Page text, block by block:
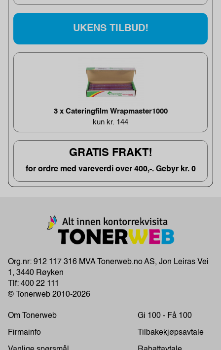
UKENS TILBUD!
3 x Cateringfilm Wrapmaster1000
kun kr. 144
GRATIS FRAKT!
for ordre med vareverdi over 400,-. Gebyr kr. 0
Org.nr: 912 117 316 MVA Tonerweb.no AS, Jon Leiras Vei
1, 3440 Røyken
Tlf: 400 22 111
© Tonerweb 2010-2026
Om Tonerweb
Firmainfo
Gi 100 - Få 100
Tilbakekjøpsavtale